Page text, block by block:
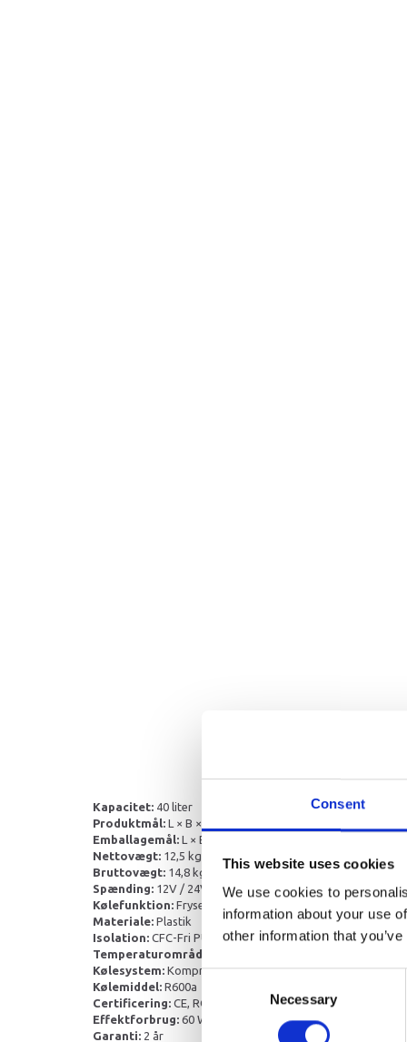
Consent
This website uses cookies
We use cookies to
information about your use
other information that
Selection
Necessary
Kapacitet: 40 liter
Produktmål: L × B × H = 614 (inkl. to små håndtage) × 371
Emballagemål: L × B × H = 642 × 421 × 503 mm
Nettovægt: 12,5 kg
Bruttovægt: 14,8 kg
Spænding: 12V / 24V DC, 100V–240V AC
Kølefunktion: Fryser og køleskab
Materiale: Plastik
Isolation: CFC-Fri PU-Skum af høj kvalitet
Temperaturområde:
Kølesystem: Kompressor
Kølemiddel: R600a
Certificering: CE, ROHS
Effektforbrug: 60 W
Garanti: 2 år